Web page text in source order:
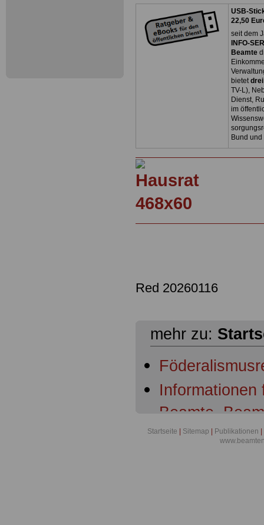
USB-
22,50
seit dem
INFO-
Beamte
bietet
TV-L),
Dienst,
im
Bund
Red 20260116
mehr zu:
Informationen
Beamte,
Startseite Sitemap Publikationen